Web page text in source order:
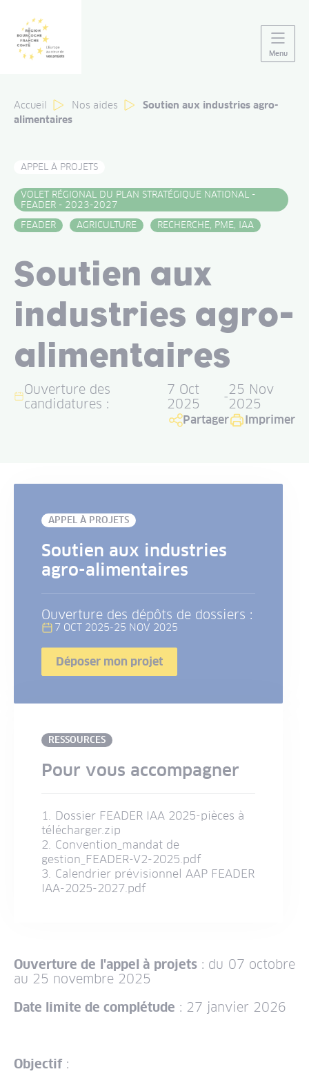
Menu
Accueil Nos aides
Soutien aux industries agro-
alimentaires
APPEL À PROJETS
VOLET RÉGIONAL DU PLAN STRATÉGIQUE NATIONAL -
FEADER - 2023-2027
FEADER
AGRICULTURE RECHERCHE, PME, IAA
Soutien aux
industries agro-
alimentaires
Ouverture des
candidatures :
7 Oct
2025
-25 Nov
2025
Partager Imprimer
APPEL À PROJETS
Soutien aux industries
agro-alimentaires
Ouverture des dépôts de dossiers :
7 OCT 2025-25 NOV 2025
Déposer mon projet
RESSOURCES
Pour vous accompagner
Dossier FEADER IAA 2025-pièces à
télécharger.zip
Convention_mandat de
gestion_FEADER-V2-2025.pdf
Calendrier prévisionnel AAP FEADER
IAA-2025-2027.pdf
Ouverture de l'appel à projets: du 07 octobre
au 25 novembre 2025
Date limite de complétude : 27 janvier 2026
Objectif :